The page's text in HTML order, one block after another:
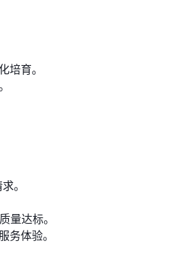
培育。
。
量达标。
务体验。